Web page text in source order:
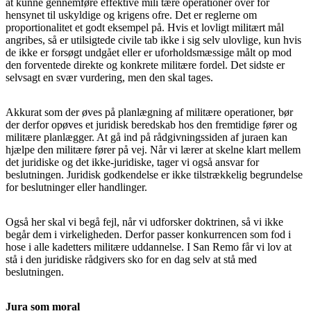
hensynet til uskyldige og krigens ofre. Det er reglerne om
proportionalitet et godt eksempel på. Hvis et lovligt militært mål
angribes, så er utilsigtede civile tab ikke i sig selv ulovlige, kun hvis
de ikke er forsøgt undgået eller er uforholdsmæssige målt op mod
den forventede direkte og konkrete militære fordel. Det sidste er
selvsagt en svær vurdering, men den skal tages.
Akkurat som der øves på planlægning af militære operationer, bør
der derfor opøves et juridisk beredskab hos den fremtidige fører og
militære planlægger. At gå ind på rådgivningssiden af juraen kan
hjælpe den militære fører på vej. Når vi lærer at skelne klart mellem
det juridiske og det ikke-juridiske, tager vi også ansvar for
beslutningen. Juridisk godkendelse er ikke tilstrækkelig begrundelse
for beslutninger eller handlinger.
Også her skal vi begå fejl, når vi udforsker doktrinen, så vi ikke
begår dem i virkeligheden. Derfor passer konkurrencen som fod i
hose i alle kadetters militære uddannelse. I San Remo får vi lov at
stå i den juridiske rådgivers sko for en dag selv at stå med
beslutningen.
Jura som moral